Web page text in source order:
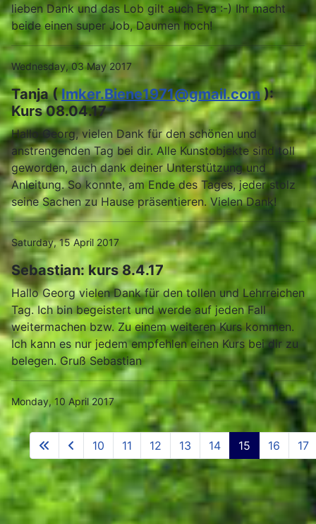
lieben Dank und das Lob gilt auch Eva :-) Ihr macht
beide einen super Job, Daumen hoch!
Wednesday, 03 May 2017
Tanja (Imker.Biene1971@gmail.com):
Kurs 08.04.17
Hallo Georg, vielen Dank für den schönen und
anstrengenden Tag bei dir. Alle Kunstobjekte sind toll
geworden, auch dank deiner Unterstützung und
Anleitung. So konnte, am Ende des Tages, jeder stolz
seine Sachen zu Hause präsentieren. Vielen Dank!
Saturday, 15 April 2017
Sebastian: kurs 8.4.17
Hallo Georg vielen Dank für den tollen und Lehrreichen
Tag. Ich bin begeistert und werde auf jeden Fall
weitermachen bzw. Zu einem weiteren Kurs kommen.
Ich kann es nur jedem empfehlen einen Kurs bei dir zu
belegen. Gruß Sebastian
Monday, 10 April 2017
10 11 12 13 14 15 16 17